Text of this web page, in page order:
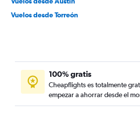
Vuelos desde Torreón
100% gratis
Cheapflights es totalmente
empezar a ahorrar desde el